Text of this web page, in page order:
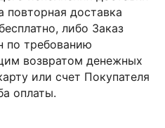
повторная доставка
либо Заказ
по требованию
возвратом денежных
или счет Покупателя
оплаты.